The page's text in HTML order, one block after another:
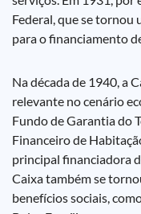
Federal, que se
para o financiamento
Na década de 1940, a
relevante no cenário
Fundo de Garantia do
Financeiro de
principal financiadora
Caixa também se
benefícios sociais,